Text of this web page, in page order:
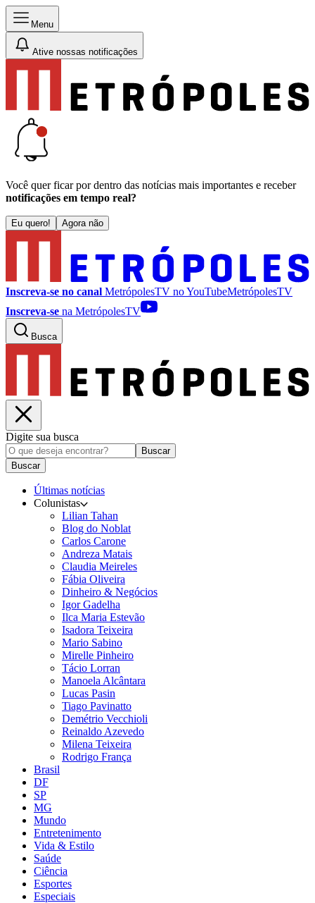
Menu
Ative nossas notificações
Você quer ficar por dentro das notícias mais importantes e receber
notificações em tempo real?
Eu quero! Agora não
Inscreva-se no canal MetrópolesTV noYouTubeMetrópolesTV
Inscreva-se na MetrópolesTV
Busca
Digite sua busca
Buscar
Buscar
Últimas notícias
Colunistas
Lilian Tahan
Blog do Noblat
Carlos Carone
Andreza Matais
Claudia Meireles
Fábia Oliveira
Dinheiro & Negócios
Igor Gadelha
Ilca Maria Estevão
Isadora Teixeira
Mario Sabino
Mirelle Pinheiro
Tácio Lorran
Manoela Alcântara
Lucas Pasin
Tiago Pavinatto
Demétrio Vecchioli
Reinaldo Azevedo
Milena Teixeira
Rodrigo França
Brasil
DF
SP
MG
Mundo
Entretenimento
Vida & Estilo
Saúde
Ciência
Esportes
Especiais